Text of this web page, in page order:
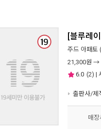
[블루레
주드 아패토
21,300원 →
6.0 (2) |
출판사/제
매장